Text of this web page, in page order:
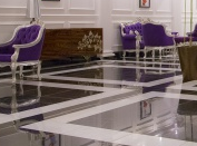
Вашему проекту.
Финансовая
Компания
экономической
свободный доступ
компании, тарифах и